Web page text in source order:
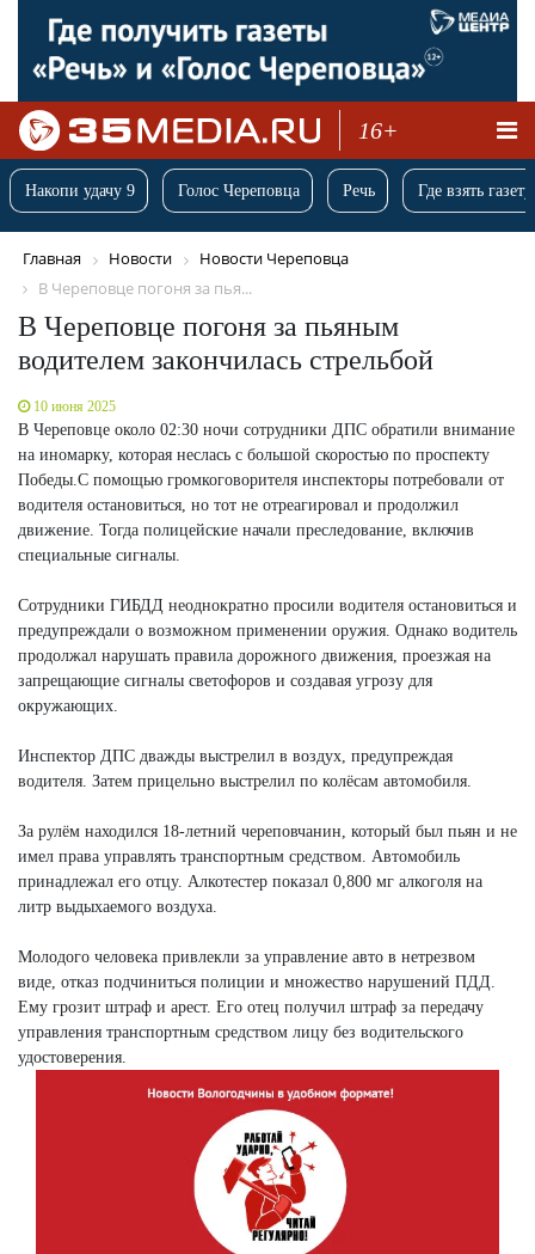
16+
Накопи удачу 9 Голос Череповца Речь Где взять
Главная Новости
Новости Череповца
В Череповце погоня за пья...
В Череповце погоня за пьяным
водителем закончилась стрельбой
10 июня 2025
В Череповце около 02:30 ночи сотрудники ДПС обратили внимание
на иномарку, которая неслась с большой скоростью по проспекту
Победы.С помощью громкоговорителя инспекторы потребовали от
водителя остановиться, но тот не отреагировал и продолжил
движение. Тогда полицейские начали преследование, включив
специальные сигналы.
Сотрудники ГИБДД неоднократно просили водителя остановиться и
предупреждали о возможном применении оружия. Однако водитель
продолжал нарушать правила дорожного движения, проезжая на
запрещающие сигналы светофоров и создавая угрозу для
окружающих.
Инспектор ДПС дважды выстрелил в воздух, предупреждая
водителя. Затем прицельно выстрелил по колёсам автомобиля.
За рулём находился 18-летний череповчанин, который был пьян и не
имел права управлять транспортным средством. Автомобиль
принадлежал его отцу. Алкотестер показал 0,800 мг алкоголя на
литр выдыхаемого воздуха.
Молодого человека привлекли за управление авто в нетрезвом
виде, отказ подчиниться полиции и множество нарушений ПДД.
Ему грозит штраф и арест. Его отец получил штраф за передачу
управления транспортным средством лицу без водительского
удостоверения.